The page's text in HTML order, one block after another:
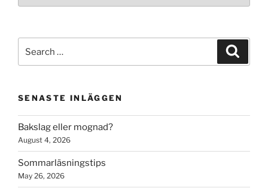
for:
SENASTE INLÄGGEN
Bakslag eller mognad?
August 4, 2026
Sommarläsningstips
May 26, 2026